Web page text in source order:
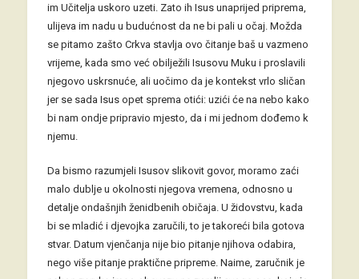
im Učitelja uskoro uzeti. Zato ih Isus unaprijed priprema,
ulijeva im nadu u budućnost da ne bi pali u očaj. Možda
se pitamo zašto Crkva stavlja ovo čitanje baš u vazmeno
vrijeme, kada smo već obilježili Isusovu Muku i proslavili
njegovo uskrsnuće, ali uočimo da je kontekst vrlo sličan
jer se sada Isus opet sprema otići: uzići će na nebo kako
bi nam ondje pripravio mjesto, da i mi jednom dođemo k
njemu.
Da bismo razumjeli Isusov slikovit govor, moramo zaći
malo dublje u okolnosti njegova vremena, odnosno u
detalje ondašnjih ženidbenih običaja. U židovstvu, kada
bi se mladić i djevojka zaručili, to je takoreći bila gotova
stvar. Datum vjenčanja nije bio pitanje njihova odabira,
nego više pitanje praktične pripreme. Naime, zaručnik je